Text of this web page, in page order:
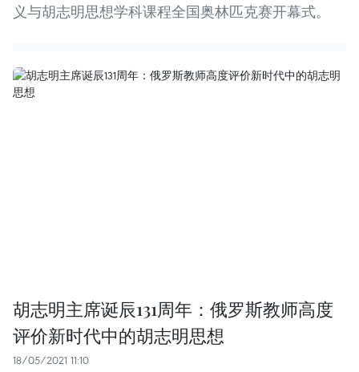
义与胡志明思想学科课程全国奥林匹克赛开幕式。
胡志明主席诞辰131周年：俄罗斯教师高度
评价新时代中的胡志明思想
18/05/2021 11:10